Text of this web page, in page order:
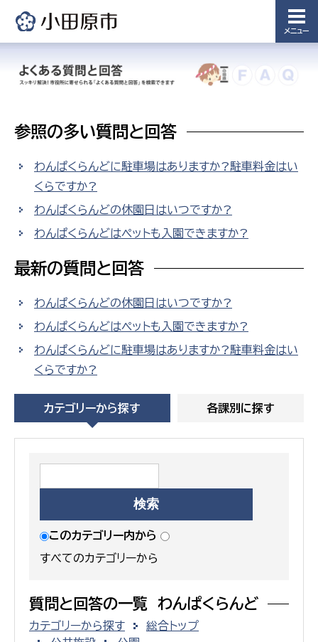
メニュー
参照の多い質問と回答
わんぱくらんどに駐車場はありますか?駐車料金はい
くらですか?
わんぱくらんどの休園日はいつですか?
わんぱくらんどはペットも入園できますか?
最新の質問と回答
わんぱくらんどの休園日はいつですか?
わんぱくらんどはペットも入園できますか?
わんぱくらんどに駐車場はありますか?駐車料金はい
くらですか?
カテゴリーから探す 各課別に探す
このカテゴリー内から
すべてのカテゴリーから
質問と回答の一覧 わんぱくらんど
カテゴリーから探す
総合トップ